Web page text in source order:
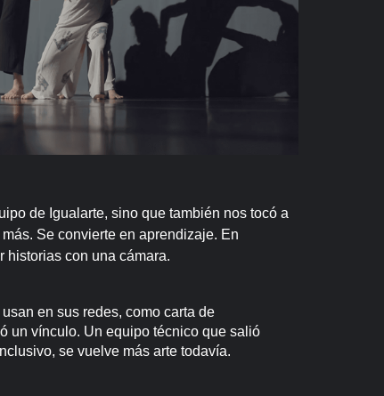
de Igualarte, sino que también nos tocó a
Se convierte en aprendizaje. En
historias con una cámara.
en sus redes, como carta de
un vínculo. Un equipo técnico que salió
se vuelve más arte todavía.